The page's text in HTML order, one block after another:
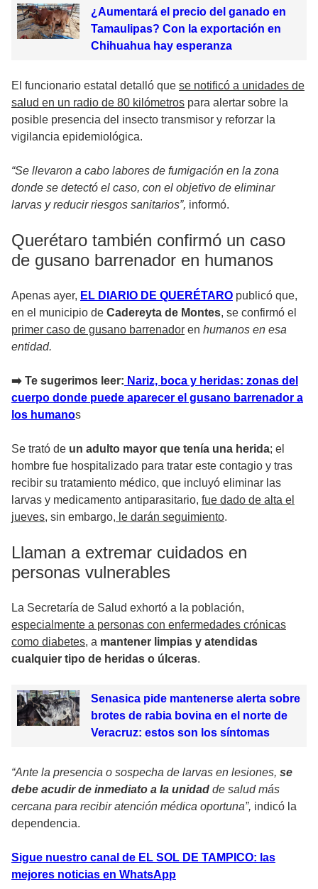
¿Aumentará el precio del ganado en
Tamaulipas? Con la exportación en
Chihuahua hay esperanza
El funcionario estatal detalló que se notificó a unidades de
salud en un radio de 80 kilómetros para alertar sobre la
posible presencia del insecto transmisor y reforzar la
vigilancia epidemiológica.
“Se llevaron a cabo labores de fumigación en la zona
donde se detectó el caso, con el objetivo de eliminar
larvas y reducir riesgos sanitarios”, informó.
Querétaro también confirmó un caso
de gusano barrenador en humanos
Apenas ayer, EL DIARIO DE QUERÉTARO publicó que,
en el municipio de Cadereyta de Montes, se confirmó el
primer caso de gusano barrenador en humanos en esa
entidad.
➡️ Te sugerimos leer: Nariz, boca y heridas: zonas del
cuerpo donde puede aparecer el gusano barrenador a
los humanos
Se trató de un adulto mayor que tenía una herida; el
hombre fue hospitalizado para tratar este contagio y tras
recibir su tratamiento médico, que incluyó eliminar las
larvas y medicamento antiparasitario, fue dado de alta el
jueves, sin embargo, le darán seguimiento.
Llaman a extremar cuidados en
personas vulnerables
La Secretaría de Salud exhortó a la población,
especialmente a personas con enfermedades crónicas
como diabetes, a mantener limpias y atendidas
cualquier tipo de heridas o úlceras.
Senasica pide mantenerse alerta sobre
brotes de rabia bovina en el norte de
Veracruz: estos son los síntomas
“Ante la presencia o sospecha de larvas en lesiones, se
debe acudir de inmediato a la unidad de salud más
cercana para recibir atención médica oportuna”, indicó la
dependencia.
Sigue nuestro canal de EL SOL DE TAMPICO: las
mejores noticias en WhatsApp